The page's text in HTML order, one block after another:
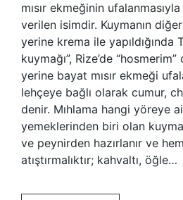
mısır ekmeğinin
verilen isimdir. Kuymanın
yerine krema ile yapıldığında
kuymağı”, Rize’de “hosmerim”
yerine bayat mısır ekmeği
lehçeye bağlı olarak cumur,
denir. Mıhlama hangi yöreye
yemeklerinden biri olan
ve peynirden hazırlanır ve
atıştırmalıktır; kahvaltı, öğle…